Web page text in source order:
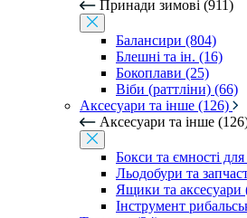
Принади зимові (911)
Балансири (804)
Блешні та ін. (16)
Бокоплави (25)
Віби (раттліни) (66)
Аксесуари та інше (126)
Аксесуари та інше
Бокси та ємності
Льодобури та
Ящики та аксесуари
Інструмент